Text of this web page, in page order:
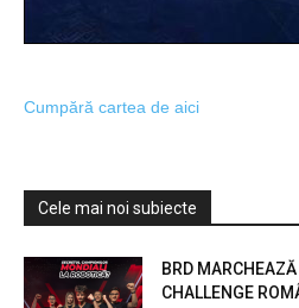
Cumpără cartea de aici
Cele mai noi subiecte
BRD
CHALLENGE